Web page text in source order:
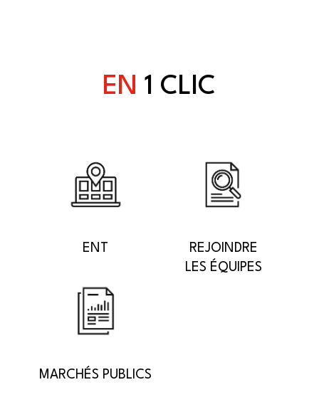
EN 1 CLIC
ENT
REJOINDRE
LES ÉQUIPES
MARCHÉS PUBLICS